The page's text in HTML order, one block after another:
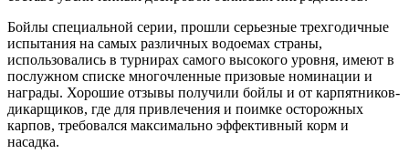
Бойлы специальной серии, прошли серьезные трехгодичные
испытания на самых различных водоемах страны,
использовались в турнирах самого высокого уровня, имеют в
послужном списке многочленные призовые номинации и
награды. Хорошие отзывы получили бойлы и от карпятников-
дикарщиков, где для привлечения и поимке осторожных
карпов, требовался максимально эффективный корм и
насадка.